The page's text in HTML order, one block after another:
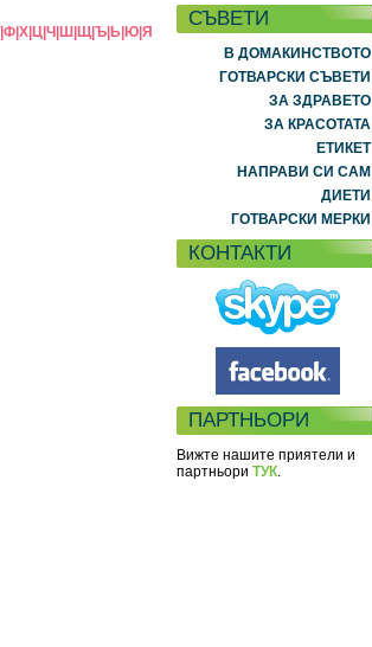
|Ф Х Ц Ч Ш Щ Ъ Ь Ю Я
СЪВЕТИ
В ДОМАКИНСТВОТО
ГОТВАРСКИ СЪВЕТИ
ЗА ЗДРАВЕТО
ЗА КРАСОТАТА
ЕТИКЕТ
НАПРАВИ СИ САМ
ДИЕТИ
ГОТВАРСКИ МЕРКИ
КОНТАКТИ
ПАРТНЬОРИ
Вижте нашите приятели и
партньори ТУК.